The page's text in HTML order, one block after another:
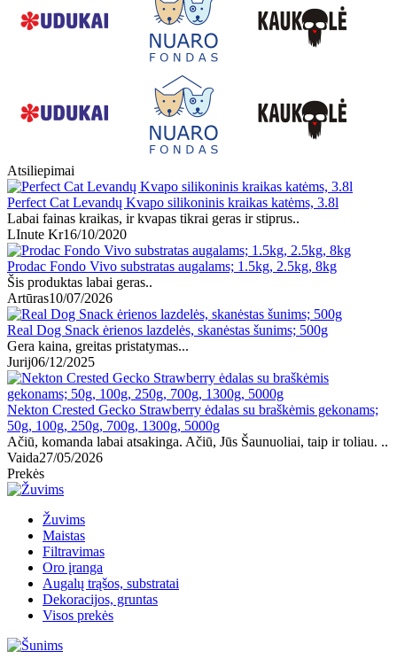
Atsiliepimai
Perfect Cat Levandų Kvapo silikoninis kraikas katėms, 3.8l
Labai fainas kraikas, ir kvapas tikrai geras ir stiprus..
LInute Kr16/10/2020
Prodac Fondo Vivo substratas augalams; 1.5kg, 2.5kg, 8kg
Šis produktas labai geras..
Artūras10/07/2026
Real Dog Snack ėrienos lazdelės, skanėstas šunims; 500g
Gera kaina, greitas pristatymas...
Jurij06/12/2025
Nekton Crested Gecko Strawberry ėdalas su braškėmis gekonams;
50g, 100g, 250g, 700g, 1300g, 5000g
Ačiū, komanda labai atsakinga. Ačiū, Jūs Šaunuoliai, taip ir toliau. ..
Vaida27/05/2026
Prekės
Žuvims
Maistas
Filtravimas
Oro įranga
Augalų trąšos, substratai
Dekoracijos, gruntas
Visos prekės